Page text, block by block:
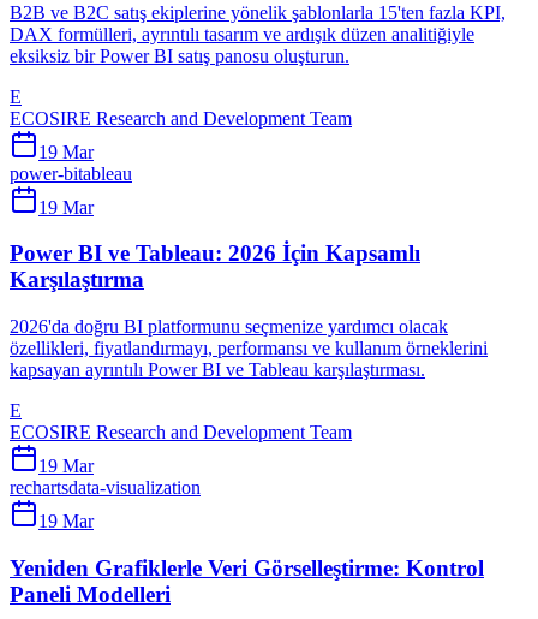
B2B ve B2C satış ekiplerine yönelik şablonlarla 15'ten fazla KPI,
DAX formülleri, ayrıntılı tasarım ve ardışık düzen analitiğiyle
eksiksiz bir Power BI satış panosu oluşturun.
E
ECOSIRE Research and Development Team
19 Mar
power-bitableau
19 Mar
Power BI ve Tableau: 2026 İçin Kapsamlı
Karşılaştırma
2026'da doğru BI platformunu seçmenize yardımcı olacak
özellikleri, fiyatlandırmayı, performansı ve kullanım örneklerini
kapsayan ayrıntılı Power BI ve Tableau karşılaştırması.
E
ECOSIRE Research and Development Team
19 Mar
rechartsdata-visualization
19 Mar
Yeniden Grafiklerle Veri Görselleştirme: Kontrol
Paneli Modelleri